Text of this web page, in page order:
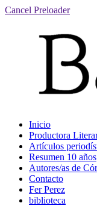
Cancel Preloader
Inicio
Productora
Artículos
Resumen 10 años
Autores/as de
Contacto
Fer Perez
biblioteca